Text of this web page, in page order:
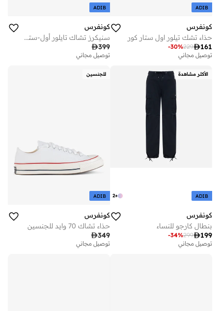
ADIB
كونفرس
حذاء تشك تيلور اول ستار كور
161
229
-30%
توصيل مجاني
ADIB
كونفرس
سنيكرز تشاك تايلور أول-ستارز
399
توصيل مجاني
الأكثر مشاهدة
+
2 ADIB
كونفرس
بنطال كارجو للنساء
199
299
-34%
توصيل مجاني
على وشك النفاد
للجنسين
ADIB
كونفرس
حذاء تشاك 70 وايد للجنسين
349
توصيل مجاني